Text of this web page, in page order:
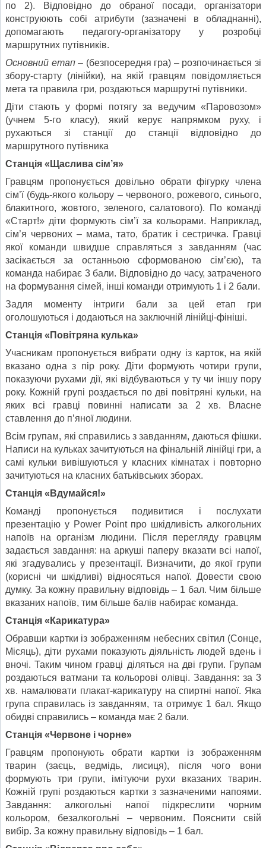
по 2). Відповідно до обраної посади, організатори
конструюють собі атрибути (зазначені в обладнанні),
допомагають педагогу-організатору у розробці
маршрутних путівників.
Основний етап– (безпосередня гра) – розпочинається зі
збору-старту (лінійки), на якій гравцям повідомляється
мета та правила гри, роздаються маршрутні путівники.
Діти стають у формі потягу за ведучим «Паровозом»
(учнем 5-го класу), який керує напрямком руху, і
рухаються зі станції до станції відповідно до
маршрутного путівника
Станція «Щаслива сім’я»
Гравцям пропонується довільно обрати фігурку члена
сім’ї (будь-якого кольору – червоного, рожевого, синього,
блакитного, жовтого, зеленого, салатового). По команді
«Старт!» діти формують сім’ї за кольорами. Наприклад,
сім’я червоних – мама, тато, братик і сестричка. Гравці
якої команди швидше справляться з завданням (час
засікається за останньою сформованою сім’єю), та
команда набирає 3 бали. Відповідно до часу, затраченого
на формування сімей, інші команди отримують 1 і 2 бали.
Задля моменту інтриги бали за цей етап гри
оголошуються і додаються на заключній лінійці-фініші.
Станція «Повітряна кулька»
Учасникам пропонується вибрати одну із карток, на якій
вказано одна з пір року. Діти формують чотири групи,
показуючи рухами дії, які відбуваються у ту чи іншу пору
року. Кожній групі роздається по дві повітряні кульки, на
яких всі гравці повинні написати за 2 хв. Власне
ставлення до п’яної людини.
Всім групам, які справились з завданням, даються фішки.
Написи на кульках зачитуються на фінальній лінійці гри, а
самі кульки вивішуються у класних кімнатах і повторно
зачитуються на класних батьківських зборах.
Станція «Вдумайся!»
Команді пропонується подивитися і послухати
презентацію у Power Point про шкідливість алкогольних
напоїв на організм людини. Після перегляду гравцям
задається завдання: на аркуші паперу вказати всі напої,
які згадувались у презентації. Визначити, до якої групи
(корисні чи шкідливі) відносяться напої. Довести свою
думку. За кожну правильну відповідь – 1 бал. Чим більше
вказаних напоїв, тим більше балів набирає команда.
Станція «Карикатура»
Обравши картки із зображенням небесних світил (Сонце,
Місяць), діти рухами показують діяльність людей вдень і
вночі. Таким чином гравці діляться на дві групи. Групам
роздаються ватмани та кольорові олівці. Завдання: за 3
хв. намалювати плакат-карикатуру на спиртні напої. Яка
група справилась із завданням, та отримує 1 бал. Якщо
обидві справились – команда має 2 бали.
Станція «Червоне і чорне»
Гравцям пропонують обрати картки із зображенням
тварин (заєць, ведмідь, лисиця), після чого вони
формують три групи, імітуючи рухи вказаних тварин.
Кожній групі роздаються картки з зазначеними напоями.
Завдання: алкогольні напої підкреслити чорним
кольором, безалкогольні – червоним. Пояснити свій
вибір. За кожну правильну відповідь – 1 бал.